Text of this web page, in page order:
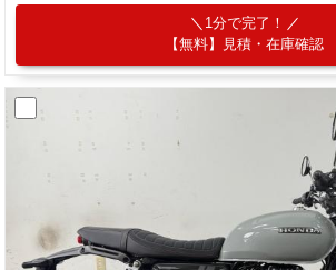
1分で完了！
【無料】見積・在庫確認